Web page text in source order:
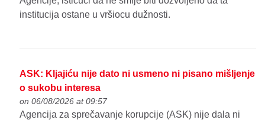
institucija ostane u vršiocu dužnosti.
ASK: Kljajiću nije dato ni usmeno ni pisano mišljenje
o sukobu interesa
on 06/08/2026 at 09:57
Agencija za sprečavanje korupcije (ASK) nije dala ni